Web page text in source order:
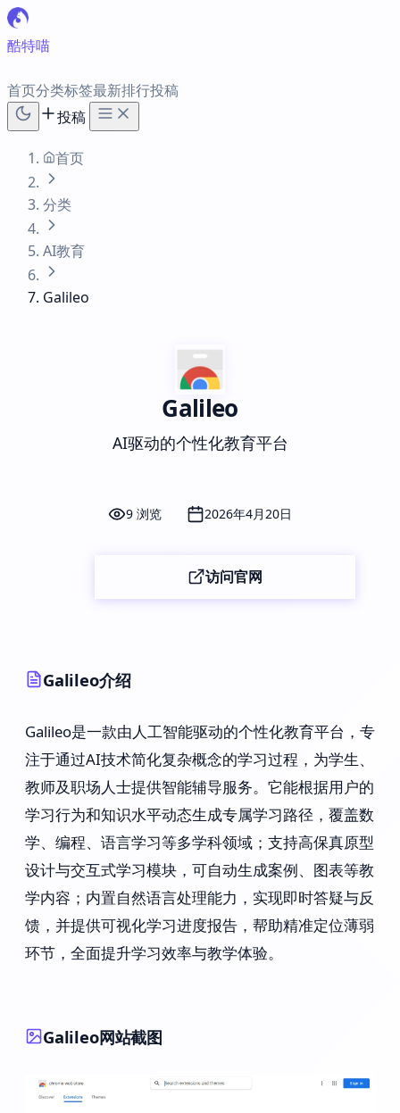
酷特喵
首页分类标签最新排行投稿
投稿
首页
分类
AI教育
Galileo
Galileo
AI驱动的个性化教育平台
9 浏览 2026年4月20日
访问官网
Galileo介绍
Galileo是一款由人工智能驱动的个性化教育平台，专
注于通过AI技术简化复杂概念的学习过程，为学生、
教师及职场人士提供智能辅导服务。它能根据用户的
学习行为和知识水平动态生成专属学习路径，覆盖数
学、编程、语言学习等多学科领域；支持高保真原型
设计与交互式学习模块，可自动生成案例、图表等教
学内容；内置自然语言处理能力，实现即时答疑与反
馈，并提供可视化学习进度报告，帮助精准定位薄弱
环节，全面提升学习效率与教学体验。
Galileo网站截图